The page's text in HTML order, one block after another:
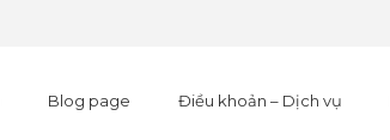
Blog page Điều khoản – Dịch vụ